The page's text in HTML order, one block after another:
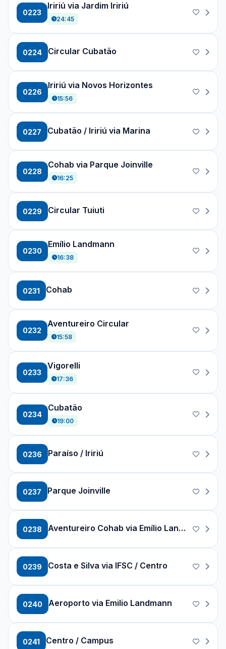
0223
Iririú via Jardim Iririú
24:45
0224 Circular Cubatão
0226
Iririú via Novos Horizontes
15:56
0227 Cubatão / Iririú via Marina
0228
Cohab via Parque Joinville
16:25
0229 Circular Tuiuti
0230
Emílio Landmann
16:38
0231 Cohab
0232
Aventureiro Circular
15:58
0233
Vigorelli
17:36
0234
Cubatão
19:00
0236 Paraíso / Iririú
0237 Parque Joinville
0238 Aventureiro Cohab via Emílio Landmann
0239 Costa e Silva via IFSC / Centro
0240 Aeroporto via Emilio Landmann
0241 Centro / Campus